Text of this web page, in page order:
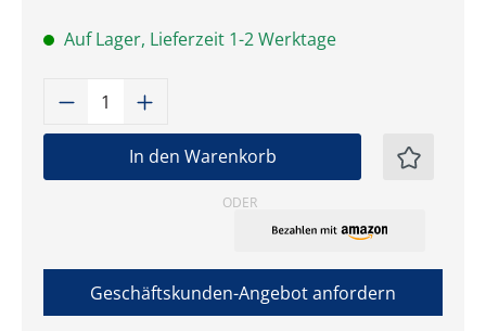
Auf Lager, Lieferzeit 1-2 Werktage
Produkt Anzahl: Gib den
In den Warenkorb
ODER
Geschäftskunden-Angebot anfordern